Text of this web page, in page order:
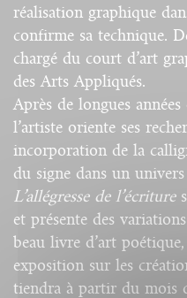
réalisation graphique
confirme sa technique.
chargé du court d’art
des Arts Appliqués.
Après de longues
l’artiste oriente ses
incorporation de la
du signe dans un
L’allégresse de l’écriture
et présente des
beau livre d’art
exposition sur les
tiendra à partir du mois